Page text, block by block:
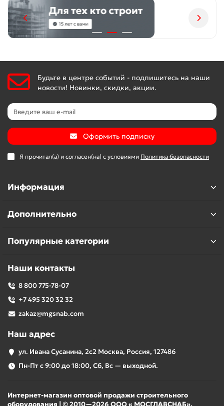
Будьте в центре событий - подпишитесь на наши
новости! Новинки, скидки, акции.
Оформить подписку
Я прочитал(а) и согласен(на) с условиями Политика безопасности
Информация
Дополнительно
Популярные категории
Наши контакты
8 800 775-78-07
+7 495 320 32 32
zakaz@mgsnab.com
Наш адрес
ул. Ивана Сусанина, 2с2 Москва, Россия, 127486
Пн-Пт с 9:00 до 18:00, Сб, Вс — выходной.
Интернет-магазин оптовой продажи строительного
оборудования | © 2010—2026 ООО « МОСГЛАВСНАБ».